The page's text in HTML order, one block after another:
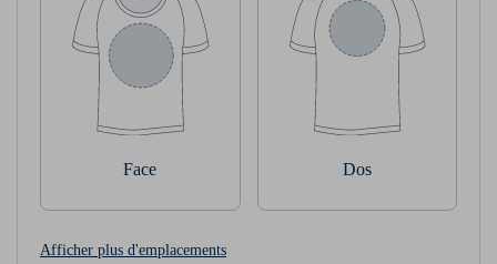
Face Dos
Afficher plus d'emplacements